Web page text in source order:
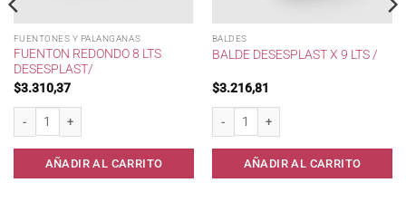
FUENTONES Y PALANGANAS
FUENTON REDONDO 8 LTS
DESESPLAST/
$3.310,37
Fuenton Redondo 8 lts Desesplast/ cantidad
AÑADIR AL CARRITO
BALDES
BALDE DESESPLAST X 9 LTS /
$3.216,81
Balde Desesplast x 9 lts / cantidad
AÑADIR AL CARRITO
cantidad